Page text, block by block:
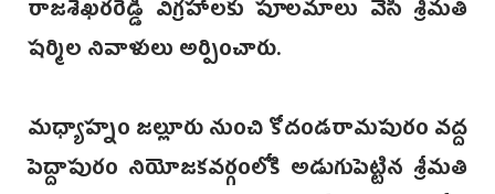
రాజశేఖరరెడ్డి విగ్రహాలకు పూలమాల‌ు వేసి శ్రీమతి
షర్మిల నివాళులు అర్పించారు.
మధ్యాహ్నం జల్లూరు నుంచి కోదండరామపురం వద్ద
పెద్దాపురం నియోజకవర్గంలోకి అడుగుపెట్టిన శ్రీమతి